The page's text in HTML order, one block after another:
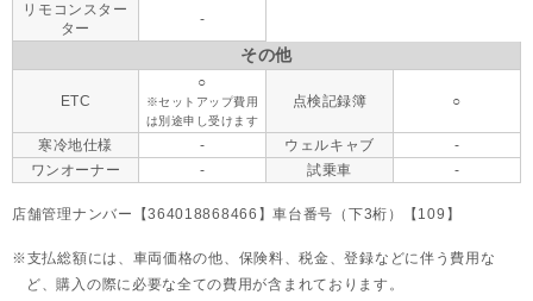
リモコンスター
ター
-
その他
ETC
○
※セットアップ費用
は別途申し受けます
点検記録簿 ○
寒冷地仕様 - ウェルキャブ
-
ワンオーナー
- 試乗車 -
店舗管理ナンバー【364018868466】車台番号（下3桁）【109】
支払総額には、車両価格の他、保険料、税金、登録などに伴う費用な
ど、購入の際に必要な全ての費用が含まれております。